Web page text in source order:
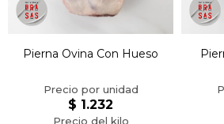
Pierna Ovina Con Hueso
$ 1.232